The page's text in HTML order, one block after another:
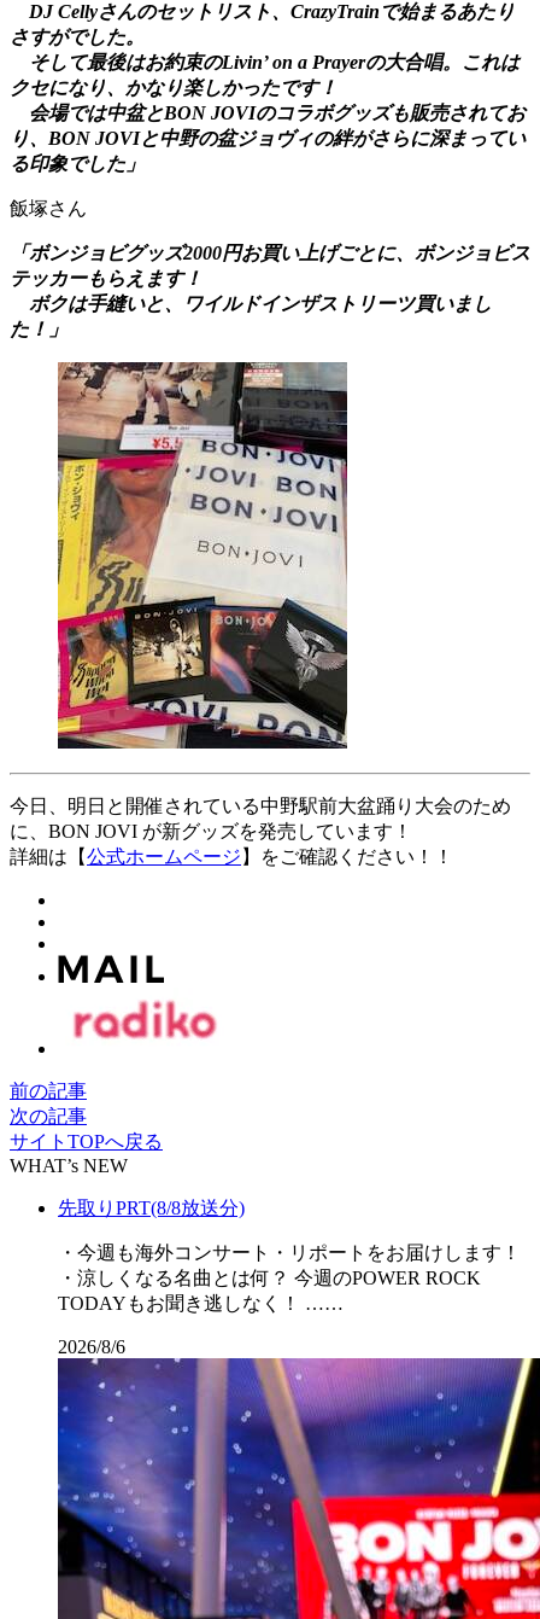
DJ Cellyさんのセットリスト、CrazyTrainで始まるあたり
さすがでした。
そして最後はお約束のLivin’ on a Prayerの大合唱。これは
クセになり、かなり楽しかったです！
会場では中盆とBON JOVIのコラボグッズも販売されてお
り、BON JOVIと中野の盆ジョヴィの絆がさらに深まってい
る印象でした」
飯塚さん
「ボンジョビグッズ2000円お買い上げごとに、ボンジョビス
テッカーもらえます！
ボクは手縫いと、ワイルドインザストリーツ買いまし
た！」
今日、明日と開催されている中野駅前大盆踊り大会のため
に、BON JOVI が新グッズを発売しています！
詳細は【公式ホームページ 】をご確認ください！！
前の記事
次の記事
サイトTOPへ戻る
WHAT’s NEW
先取りPRT(8/8放送分)
・今週も海外コンサート・リポートをお届けします！
・涼しくなる名曲とは何？ 今週のPOWER ROCK
TODAYもお聞き逃しなく！ ……
2026/8/6